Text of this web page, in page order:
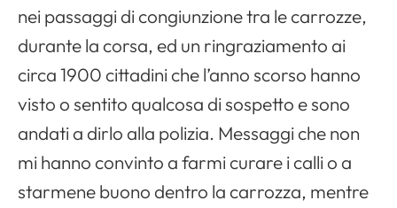
nei passaggi di congiunzione tra le carrozze,
durante la corsa, ed un ringraziamento ai
circa 1900 cittadini che l’anno scorso hanno
visto o sentito qualcosa di sospetto e sono
andati a dirlo alla polizia. Messaggi che non
mi hanno convinto a farmi curare i calli o a
starmene buono dentro la carrozza, mentre